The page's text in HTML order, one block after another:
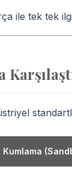
ile tek tek
Kumlama